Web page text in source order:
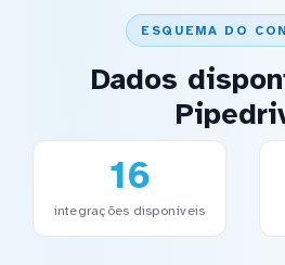
ESQUEMA DO
Dados
16
integrações disponíveis